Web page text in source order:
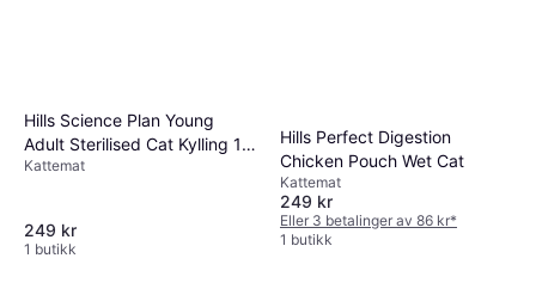
Hills Science Plan Young
Adult Sterilised Cat Kylling 12
1.5kg
Kattemat
249 kr
1 butikk
Hills Perfect Digestion
Chicken Pouch Wet Cat
Kattemat
249 kr
Eller 3 betalinger av 86 kr*
1 butikk